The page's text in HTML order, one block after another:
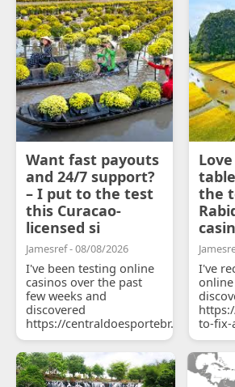
Want fast payouts
and 24/7 support?
– I put to the test
this Curacao-
licensed si
Jamesref - 08/08/2026
I've been testing online
casinos over the past
few weeks and
discovered
https://
the
I've
online
to-fix-